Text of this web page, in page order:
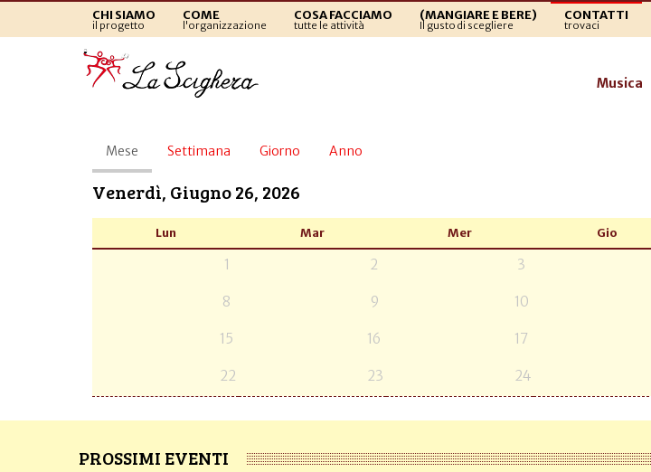
CHI SIAMO
il progetto
COME
l'organizzazione
COSA FACCIAMO
tutte le attività
(MANGIARE E BERE)
Il gusto di scegliere
CONTATTI
trovaci
Musica
Schede
primarie
Mese (scheda
attiva)
Settimana Giorno Anno
Venerdì, Giugno 26, 2026
Lun Mar Mer Gio
1 2 3
8 9 10
15 16 17
22 23 24
PROSSIMI EVENTI